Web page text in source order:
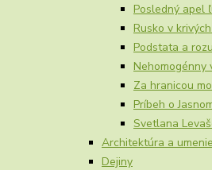
Posledný apel
Rusko v
Podstata a
Nehomogénny
Za hranicou
Príbeh o
Svetlana
Architektúra a umenie
Dejiny